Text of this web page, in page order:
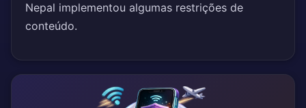
Nepal implementou algumas restrições de
conteúdo.